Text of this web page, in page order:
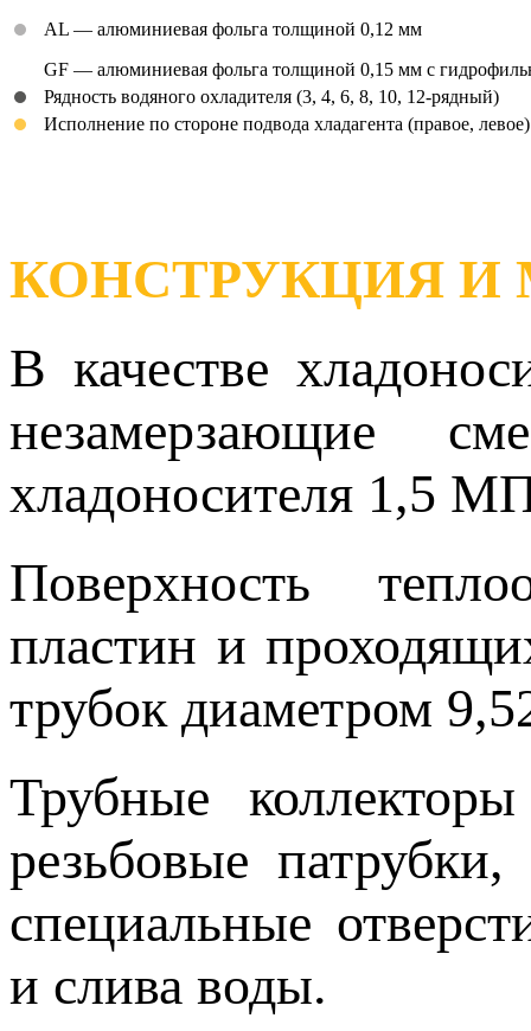
AL — алюминиевая фольга толщиной 0,12 мм
GF — алюминиевая фольга толщиной 0,15 мм с
Рядность водяного охладителя (3, 4, 6, 8, 10, 12-рядный)
Исполнение по стороне подвода хладагента (правое, левое)
КОНСТРУКЦИЯ
В качестве
незамерзающие
хладоносителя 1,5
Поверхность
пластин и
трубок диаметром
Трубные
резьбовые
специальные
и слива воды.